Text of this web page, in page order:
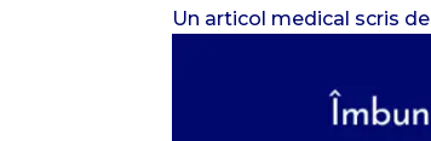
Un articol medical scris de